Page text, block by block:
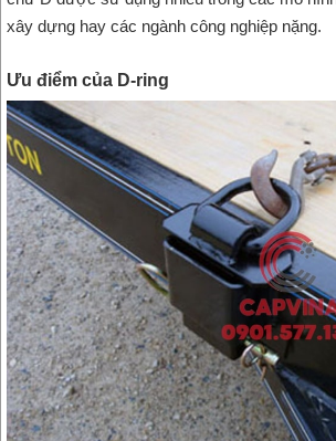
xây dựng hay các ngành công nghiệp nặng.
Ưu điểm của D-ring